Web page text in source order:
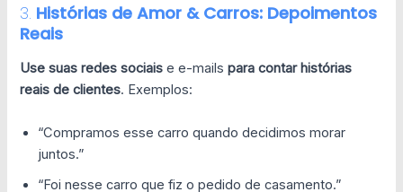
3. Histórias de Amor & Carros: Depoimentos
Reais
Use suas redes sociais e e-mailspara contar histórias
reais de clientes. Exemplos:
“Compramos esse carro quando decidimos morar
juntos.”
“Foi nesse carro que fiz o pedido de casamento.”